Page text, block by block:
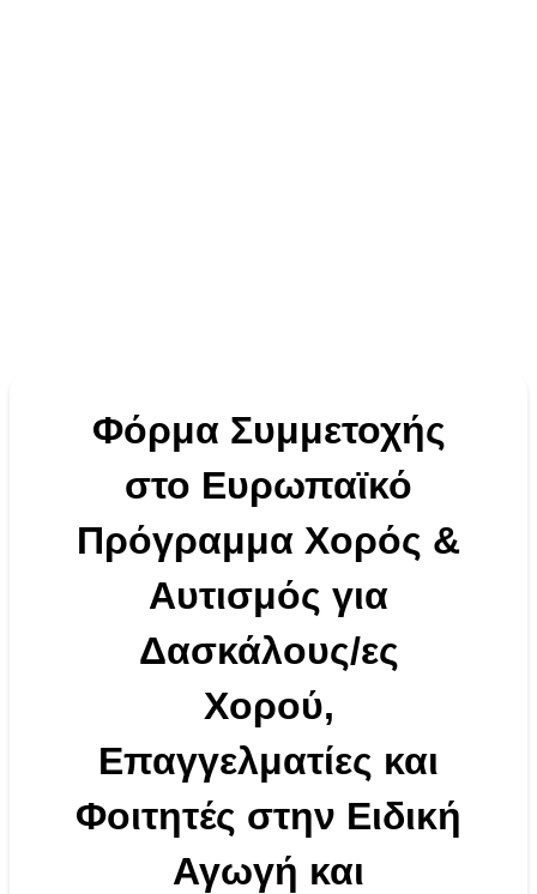
Φόρμα Συμμετοχής
στο Ευρωπαϊκό
Πρόγραμμα Χορός &
Αυτισμός για
Δασκάλους/ες
Χορού,
Επαγγελματίες και
Φοιτητές στην Ειδική
Αγωγή και